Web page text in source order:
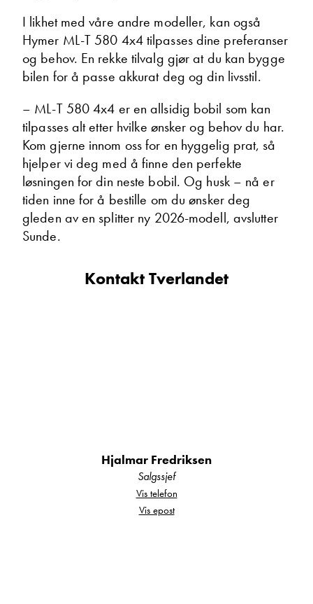
I likhet med våre andre modeller, kan også
Hymer ML-T 580 4x4 tilpasses dine preferanser
og behov. En rekke tilvalg gjør at du kan bygge
bilen for å passe akkurat deg og din livsstil.
– ML-T 580 4x4 er en allsidig bobil som kan
tilpasses alt etter hvilke ønsker og behov du har.
Kom gjerne innom oss for en hyggelig prat, så
hjelper vi deg med å finne den perfekte
løsningen for din neste bobil. Og husk – nå er
tiden inne for å bestille om du ønsker deg
gleden av en splitter ny 2026-modell, avslutter
Sunde.
Kontakt Tverlandet
Hjalmar Fredriksen
Salgssjef
Vis telefon
Vis epost